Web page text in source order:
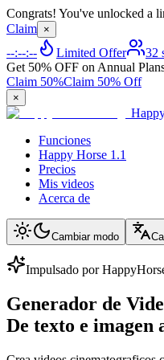
Congrats! You've unlocked a
Claim ×
--:--:-- Limited Offer
32
Get 50% OFF on Annual
Claim 50%Claim 50% Off
×
Funciones
Happy Horse 1.1
Precios
Mis videos
Acerca de
Cambiar modo
Impulsado por
Generador de
De texto e imagen